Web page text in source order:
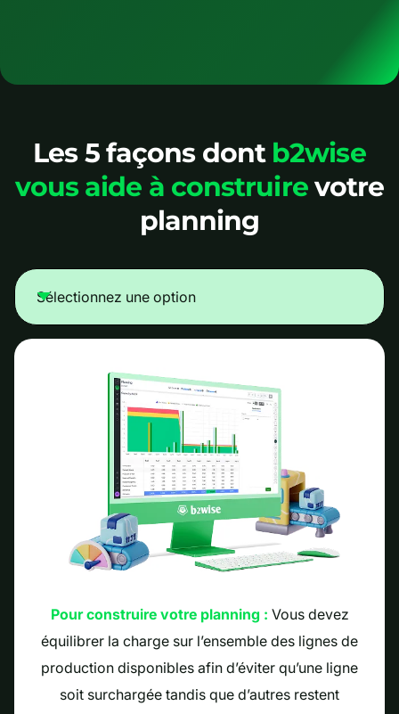
Les 5 façons dont b2wise
vous aide à construirevotre
planning
Sélectionnez une option
Pour construire votre planning : Vous devez
équilibrer la charge sur l’ensemble des lignes de
production disponibles afin d’éviter qu’une ligne
soit surchargée tandis que d’autres restent